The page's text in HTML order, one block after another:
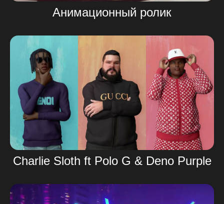
Анимационный ролик
Charlie Sloth ft Polo G & Deno Purple